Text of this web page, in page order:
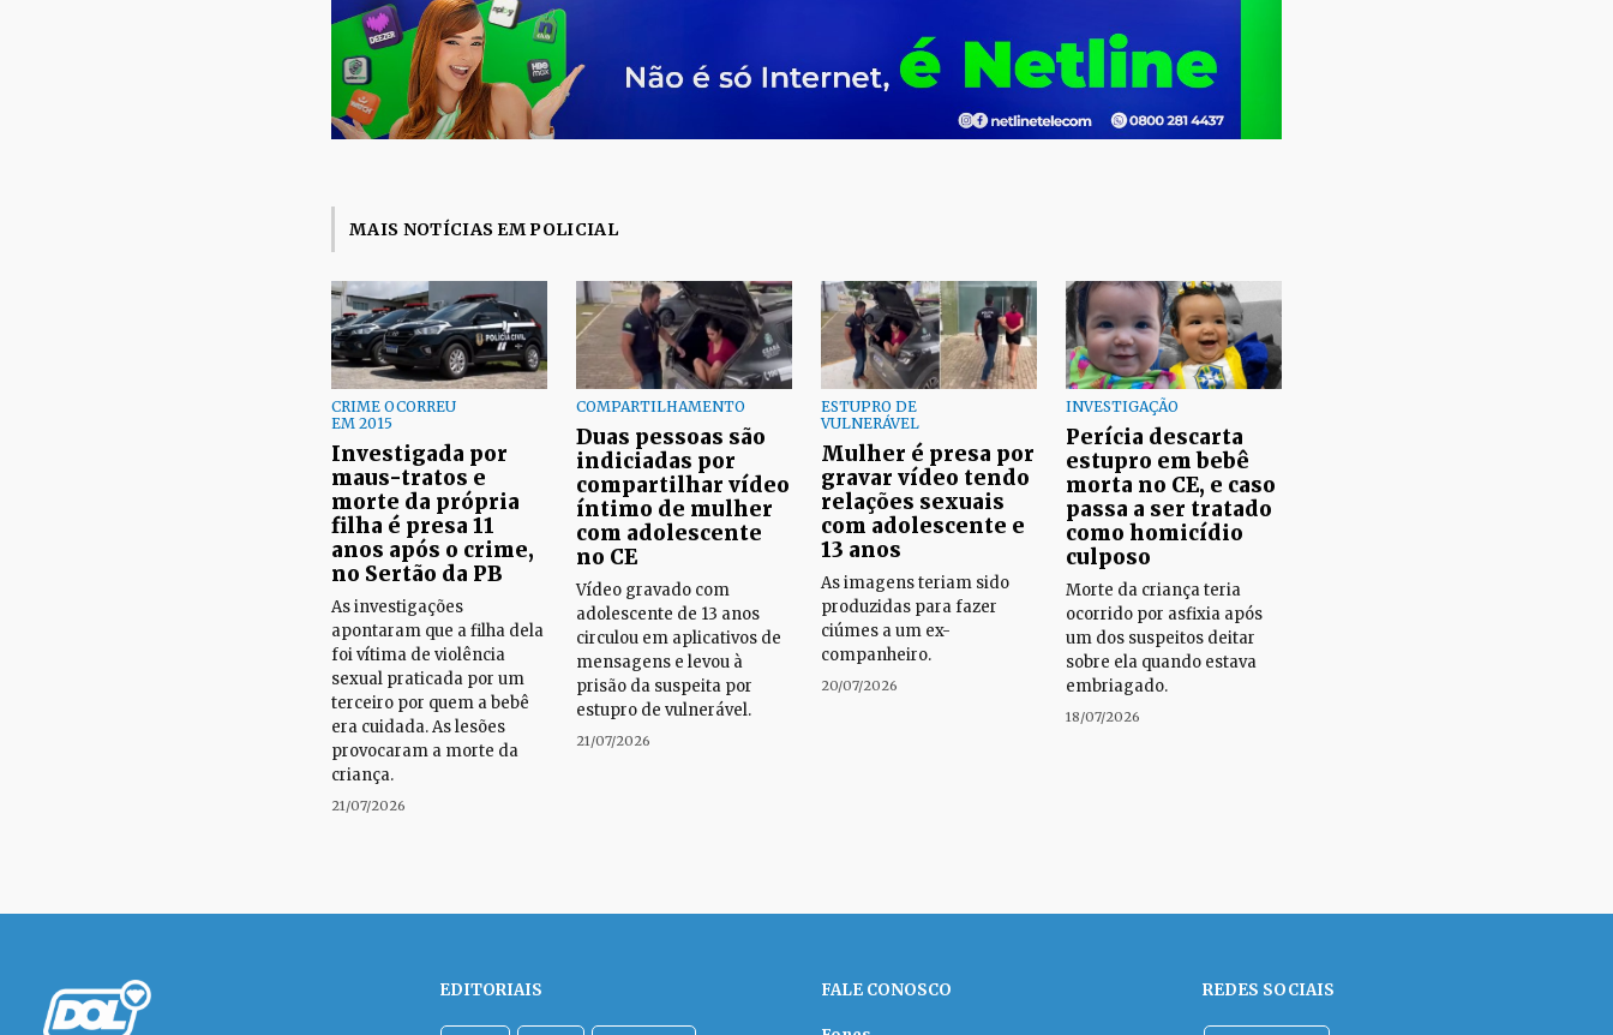
MAIS NOTÍCIAS EM POLICIAL
CRIME OCORREU
EM 2015
Investigada por
maus-tratos e
morte da própria
filha é presa 11
anos após o crime,
no Sertão da PB
As investigações
apontaram que a filha dela
foi vítima de violência
sexual praticada por um
terceiro por quem a bebê
era cuidada. As lesões
provocaram a morte da
criança.
21/07/2026
COMPARTILHAMENTO
Duas pessoas são
indiciadas por
compartilhar vídeo
íntimo de mulher
com adolescente
no CE
Vídeo gravado com
adolescente de 13 anos
circulou em aplicativos de
mensagens e levou à
prisão da suspeita por
estupro de vulnerável.
21/07/2026
ESTUPRO DE
VULNERÁVEL
Mulher é presa por
gravar vídeo tendo
relações sexuais
com adolescente e
13 anos
As imagens teriam sido
produzidas para fazer
ciúmes a um ex-
companheiro.
20/07/2026
INVESTIGAÇÃO
Perícia descarta
estupro em bebê
morta no CE, e caso
passa a ser tratado
como homicídio
culposo
Morte da criança teria
ocorrido por asfixia após
um dos suspeitos deitar
sobre ela quando estava
embriagado.
18/07/2026
EDITORIAIS FALE CONOSCO REDES SOCIAIS